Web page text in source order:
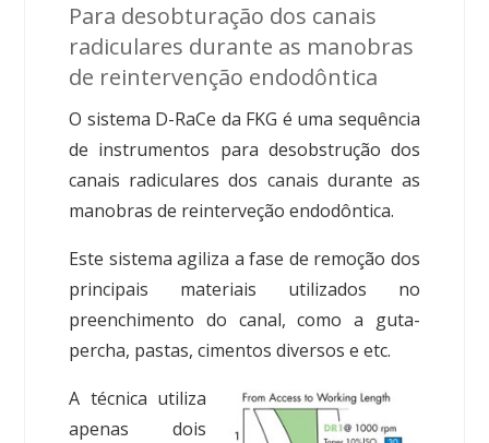
Para desobturação dos canais
radiculares durante as manobras
de reintervenção endodôntica
O sistema D-RaCe da FKG é uma sequência
de instrumentos para desobstrução dos
canais radiculares dos canais durante as
manobras de reinterveção endodôntica.
Este sistema agiliza a fase de remoção dos
principais materiais utilizados no
preenchimento do canal, como a guta-
percha, pastas, cimentos diversos e etc.
A técnica utiliza
apenas dois